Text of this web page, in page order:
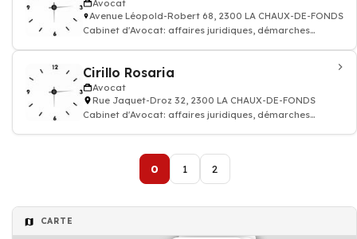
Avocat
Avenue Léopold-Robert 68, 2300 LA CHAUX-DE-FONDS
Cabinet d'Avocat: affaires juridiques, démarches
Cirillo Rosaria
Avocat
Rue Jaquet-Droz 32, 2300 LA CHAUX-DE-FONDS
Cabinet d'Avocat: affaires juridiques, démarches
0 1 2
CARTE